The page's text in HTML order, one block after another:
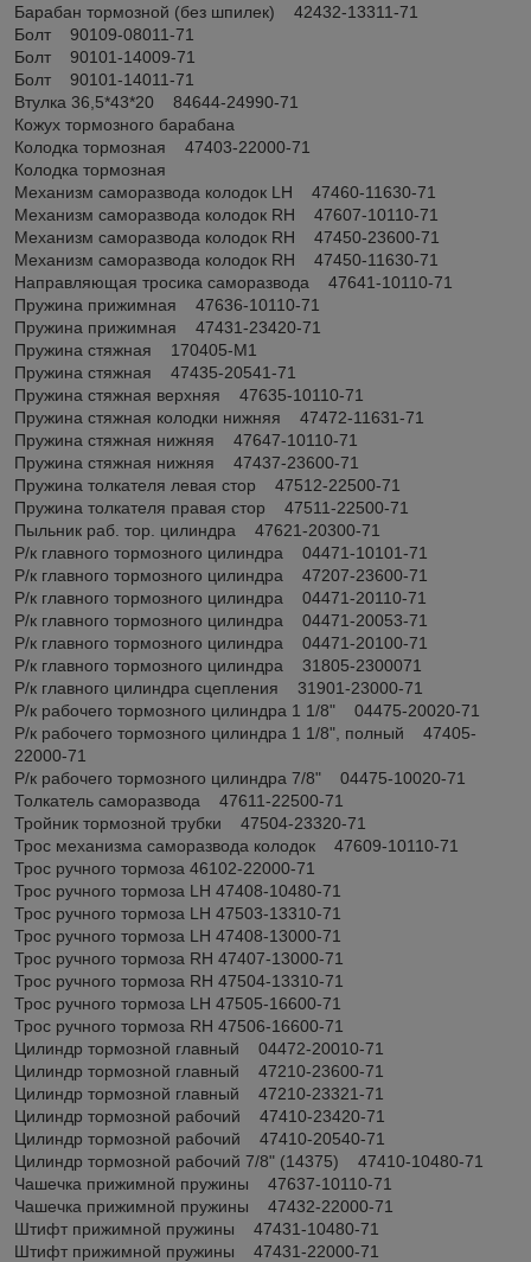
Барабан тормозной (без шпилек) 42432-13311-71
Болт 90109-08011-71
Болт 90101-14009-71
Болт 90101-14011-71
Втулка 36,5*43*20 84644-24990-71
Кожух тормозного барабана
Колодка тормозная 47403-22000-71
Колодка тормозная
Механизм саморазвода колодок LH 47460-11630-71
Механизм саморазвода колодок RH 47607-10110-71
Механизм саморазвода колодок RH 47450-23600-71
Механизм саморазвода колодок RH 47450-11630-71
Направляющая тросика саморазвода 47641-10110-71
Пружина прижимная 47636-10110-71
Пружина прижимная 47431-23420-71
Пружина стяжная 170405-M1
Пружина стяжная 47435-20541-71
Пружина стяжная верхняя 47635-10110-71
Пружина стяжная колодки нижняя 47472-11631-71
Пружина стяжная нижняя 47647-10110-71
Пружина стяжная нижняя 47437-23600-71
Пружина толкателя левая стор 47512-22500-71
Пружина толкателя правая стор 47511-22500-71
Пыльник раб. тор. цилиндра 47621-20300-71
Р/к главного тормозного цилиндра 04471-10101-71
Р/к главного тормозного цилиндра 47207-23600-71
Р/к главного тормозного цилиндра 04471-20110-71
Р/к главного тормозного цилиндра 04471-20053-71
Р/к главного тормозного цилиндра 04471-20100-71
Р/к главного тормозного цилиндра 31805-2300071
Р/к главного цилиндра сцепления 31901-23000-71
Р/к рабочего тормозного цилиндра 1 1/8" 04475-20020-71
Р/к рабочего тормозного цилиндра 1 1/8", полный 47405-
22000-71
Р/к рабочего тормозного цилиндра 7/8" 04475-10020-71
Толкатель саморазвода 47611-22500-71
Тройник тормозной трубки 47504-23320-71
Трос механизма саморазвода колодок 47609-10110-71
Трос ручного тормоза 46102-22000-71
Трос ручного тормоза LH 47408-10480-71
Трос ручного тормоза LH 47503-13310-71
Трос ручного тормоза LH 47408-13000-71
Трос ручного тормоза RH 47407-13000-71
Трос ручного тормоза RH 47504-13310-71
Трос ручного тормоза LH 47505-16600-71
Трос ручного тормоза RH 47506-16600-71
Цилиндр тормозной главный 04472-20010-71
Цилиндр тормозной главный 47210-23600-71
Цилиндр тормозной главный 47210-23321-71
Цилиндр тормозной рабочий 47410-23420-71
Цилиндр тормозной рабочий 47410-20540-71
Цилиндр тормозной рабочий 7/8" (14375) 47410-10480-71
Чашечка прижимной пружины 47637-10110-71
Чашечка прижимной пружины 47432-22000-71
Штифт прижимной пружины 47431-10480-71
Штифт прижимной пружины 47431-22000-71